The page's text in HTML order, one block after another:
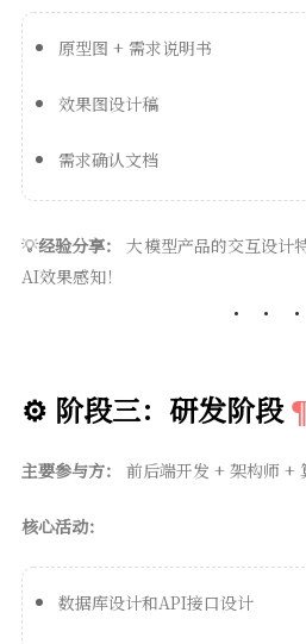
原型图 + 需求说明书
效果图设计稿
需求确认文档
💡经验分享：
大模型产品的交互设计
AI效果感知！
⚙️ 阶段三：研发阶段
主要参与方： 前后端开发 + 架构师 +
核心活动：
数据库设计和API接口设计